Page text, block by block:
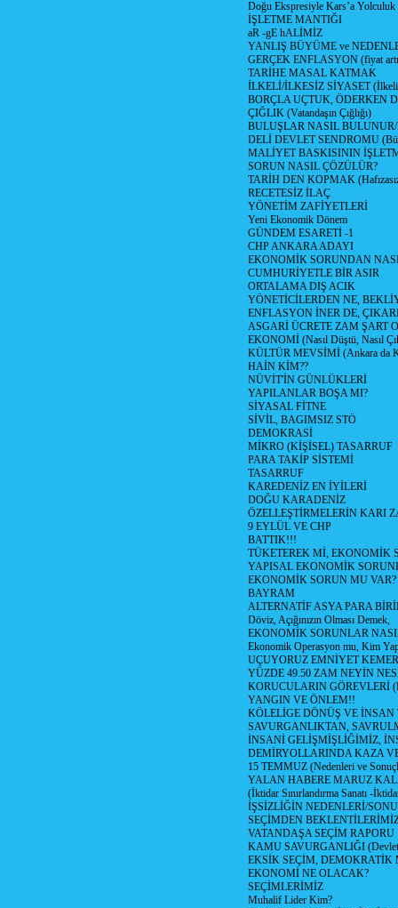
Doğu Ekspresiyle Kars’a Yolculuk
İŞLETME MANTIĞI
aR -gE hALİMİZ
YANLIŞ BÜYÜME ve
GERÇEK ENFLASYON (fiyat
TARİHE MASAL KATMAK
İLKELİ/İLKESİZ SİYASET
BORÇLA UÇTUK, ÖDERKEN
ÇIĞLIK (Vatandaşın Çığlığı)
BULUŞLAR NASIL
DELİ DEVLET SENDROMU
MALİYET BASKISININ
SORUN NASIL ÇÖZÜLÜR?
TARİH DEN KOPMAK
RECETESİZ İLAÇ
YÖNETİM ZAFİYETLERİ
Yeni Ekonomik Dönem
GÜNDEM ESARETİ -1
CHP ANKARA ADAYI
EKONOMİK SORUNDAN
CUMHURİYETLE BİR ASIR
ORTALAMA DIŞ ACIK
YÖNETİCİLERDEN NE,
ENFLASYON İNER DE,
ASGARİ ÜCRETE ZAM ŞART
EKONOMİ (Nasıl Düştü, Nasıl
KÜLTÜR MEVSİMİ (Ankara da
HAİN KİM??
NÜVİT'İN GÜNLÜKLERİ
YAPILANLAR BOŞA MI?
SİYASAL FİTNE
SİVİL, BAGIMSIZ STÖ
DEMOKRASİ
MİKRO (KİŞİSEL) TASARRUF
PARA TAKİP SİSTEMİ
TASARRUF
KAREDENİZ EN İYİLERİ
DOĞU KARADENİZ
ÖZELLEŞTİRMELERİN KARI
9 EYLÜL VE CHP
BATTIK!!!
TÜKETEREK Mİ, EKONOMİK
YAPISAL EKONOMİK
EKONOMİK SORUN MU VAR?
BAYRAM
ALTERNATİF ASYA PARA
Döviz, Açığınızın Olması Demek,
EKONOMİK SORUNLAR
Ekonomik Operasyon mu, Kim
UÇUYORUZ EMNİYET
YÜZDE 49.50 ZAM NEYİN
KORUCULARIN GÖREVLERİ
YANGIN VE ÖNLEM!!
KÖLELİGE DÖNÜŞ VE İNSAN
SAVURGANLIKTAN,
İNSANİ GELİŞMİŞLİĞİMİZ,
DEMİRYOLLARINDA KAZA
15 TEMMUZ (Nedenleri ve
YALAN HABERE MARUZ
(İktidar Sınırlandırma Sanatı -
İŞSİZLİĞİN NEDENLERİ/
SEÇİMDEN
VATANDAŞA SEÇİM RAPORU
KAMU SAVURGANLIĞI (Devlet
EKSİK SEÇİM, DEMOKRATİK
EKONOMİ NE OLACAK?
SEÇİMLERİMİZ
Muhalif Lider Kim?